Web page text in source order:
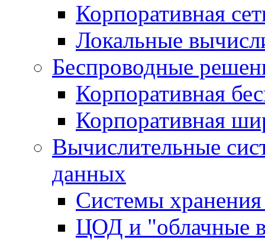
Корпоративная
Локальные
Беспроводные
Корпоративная
Корпоративная
Вычислительные
данных
Системы
ЦОД и "облачные